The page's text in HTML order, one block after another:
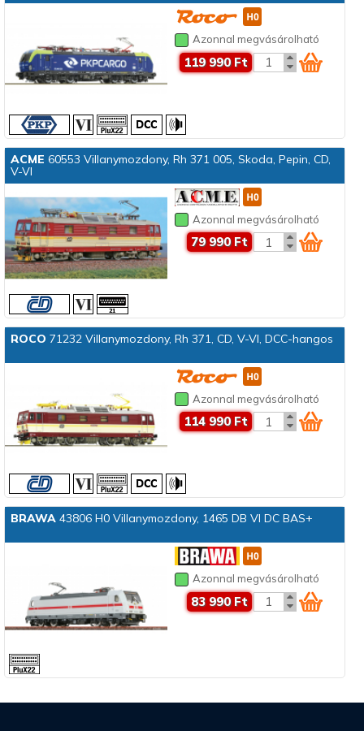
Azonnal megvásárolható
119 990 Ft
ACME 60553 Villanymozdony, Rh 371 005, Skoda, Pepin, CD,
V-VI
Azonnal megvásárolható
79 990 Ft
ROCO 71232 Villanymozdony, Rh 371, CD, V-VI, DCC-hangos
Azonnal megvásárolható
114 990 Ft
BRAWA43806 H0 Villanymozdony, 1465 DB VI DC BAS+
Azonnal megvásárolható
83 990 Ft